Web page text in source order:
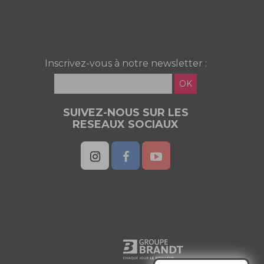
Inscrivez-vous à notre newsletter :
OK
SUIVEZ-NOUS SUR LES
RESEAUX SOCIAUX